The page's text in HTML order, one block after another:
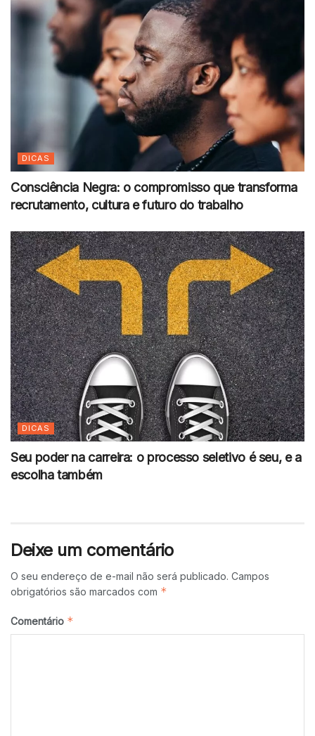
DICAS
Consciência Negra: o compromisso que transforma
recrutamento, cultura e futuro do trabalho
DICAS
Seu poder na carreira: o processo seletivo é seu, e a
escolha também
Deixe um comentário
O seu endereço de e-mail não será publicado. Campos
obrigatórios são marcados com *
Comentário *